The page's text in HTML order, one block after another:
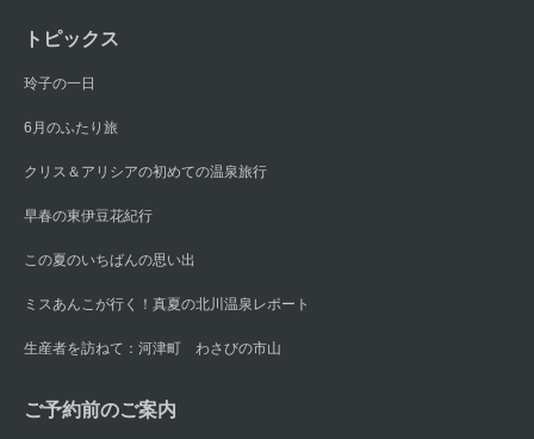
トピックス
玲子の一日
6月のふたり旅
クリス＆アリシアの初めての温泉旅行
早春の東伊豆花紀行
この夏のいちばんの思い出
ミスあんこが行く！真夏の北川温泉レポート
生産者を訪ねて：河津町 わさびの市山
ご予約前のご案内